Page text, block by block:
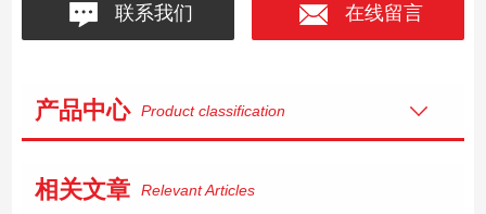
联系我们 在线留言
产品中心 Product classification
相关文章 Relevant Articles